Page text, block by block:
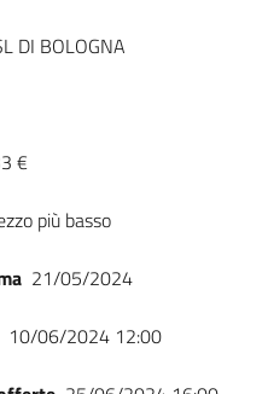
DI BOLOGNA
€
più basso
21/05/2024
10/06/2024 12:00